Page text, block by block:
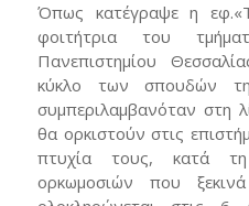
Όπως κατέγραψε η
φοιτήτρια του
Πανεπιστημίου
κύκλο των σπουδών
συμπεριλαμβανόταν στη
θα ορκιστούν στις
πτυχία τους, κατά
ορκωμοσιών που